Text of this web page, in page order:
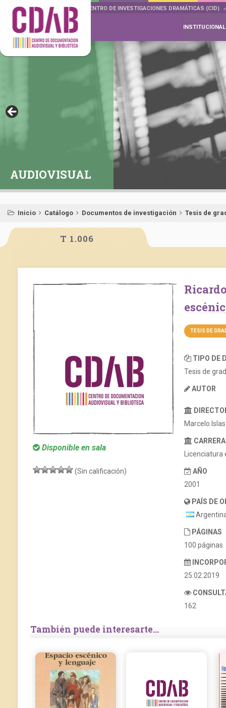
DOCUMENTA DRAMÁTICAS CENTRO DE INVESTIGACIONES DRAMÁTICAS (CID)
INSTITUCIONAL
AUDIOVISUAL
Inicio Catálogo Documentos de investigación Tesis de
T 1.006
Disponible en sala
(Sin calificación)
Ricardo Bartís: El actor como lenguaje
TESIS DE
TIPO DE
Tesis de
AUTOR
Marcelo Islas
CARRERA
AÑO
2001
PAÍS DE
PÁGINAS
100 páginas
25.02.2019
162
También puede interesarte...